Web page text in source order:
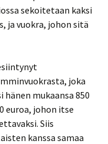
sekoitetaan kaksi
ja vuokra, johon sitä
joka
mukaansa 850
euroa, johon itse
Siis
kanssa samaa